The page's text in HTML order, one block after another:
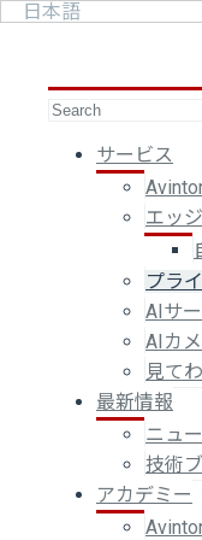
日本語
サービス
エッ
プラ
AIサ
AIカ
見て
最新情報
ニュ
技術
アカデミー